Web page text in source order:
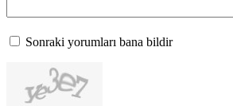
Sonraki yorumları bana bildir